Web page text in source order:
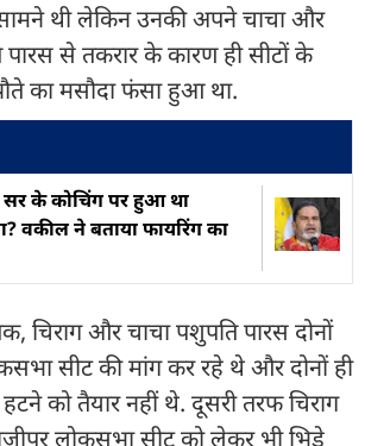
थी लेकिन उनकी अपने चाचा और
पारस से तकरार के कारण ही सीटों के
का मसौदा फंसा हुआ था.
के कोचिंग पर हुआ था
वकील ने बताया फायरिंग का
चिराग और चाचा पशुपति पारस दोनों
सीट की मांग कर रहे थे और दोनों ही
को तैयार नहीं थे. दूसरी तरफ चिराग
लोकसभा सीट को लेकर भी भिड़े